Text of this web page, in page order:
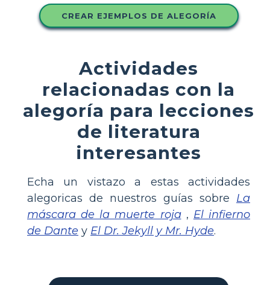
CREAR EJEMPLOS DE ALEGORÍA
Actividades
relacionadas con la
alegoría para lecciones
de literatura
interesantes
Echa un vistazo a estas actividades
alegoricas de nuestros guías sobre La
máscara de la muerte roja, El infierno
de Dante y El Dr. Jekyll y Mr. Hyde.